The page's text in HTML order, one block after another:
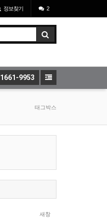
정보찾기 2
1661-9953
태그박스
새창